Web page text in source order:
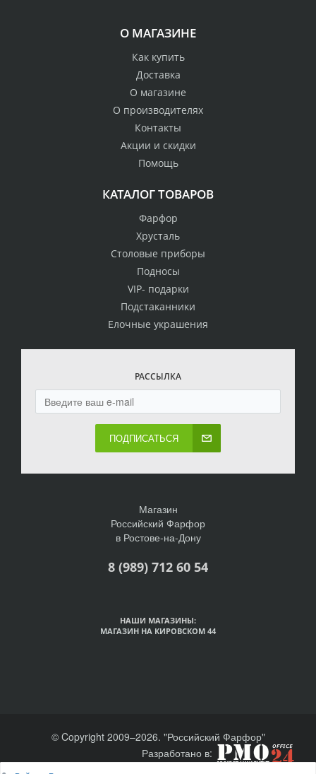
О МАГАЗИНЕ
Как купить
Доставка
О магазине
О производителях
Контакты
Акции и скидки
Помощь
КАТАЛОГ ТОВАРОВ
Фарфор
Хрусталь
Столовые приборы
Подносы
VIP- подарки
Подстаканники
Елочные украшения
РАССЫЛКА
ПОДПИСАТЬСЯ
Магазин
Российский Фарфор
в Ростове-на-Дону
8 (989) 712 60 54
НАШИ МАГАЗИНЫ:
МАГАЗИН НА КИРОВСКОМ 44
© Copyright 2009–2026. "Российский Фарфор"
Разработано в: